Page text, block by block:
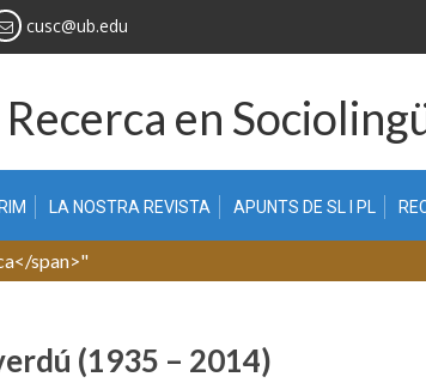
cusc@ub.edu
en
LA NOSTRA REVISTA APUNTS DE SL I PL
span>"
(1935 – 2014)